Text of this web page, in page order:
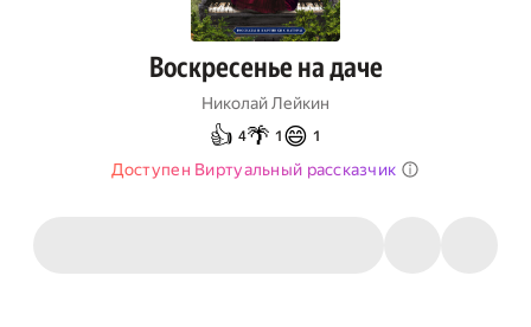
Воскресенье на даче
Николай Лейкин
👍 4🌴 1 😄 1
Доступен Виртуальный рассказчик